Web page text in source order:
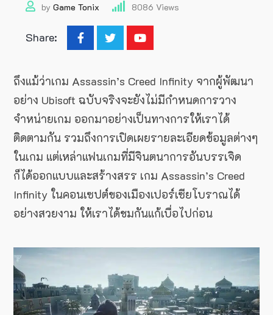
by Game Tonix 8086 Views
Share:
ถึงแม้ว่าเกม Assassin’s Creed Infinity จากผู้พัฒนา
อย่าง Ubisoft ฉบับจริงจะยังไม่มีกำหนดการวาง
จำหน่ายเกม ออกมาอย่างเป็นทางการให้เราได้
ติดตามกัน รวมถึงการเปิดเผยรายละเอียดข้อมูลต่างๆ
ในเกม แต่เหล่าแฟนเกมที่มีจินตนาการอันบรรเจิด
ก็ได้ออกแบบและสร้างสรร เกม Assassin’s Creed
Infinity ในคอนเซปต์ของเมืองเปอร์เซียโบราณได้
อย่างสวยงาม ให้เราได้ชมกันแก้เบื่อไปก่อน